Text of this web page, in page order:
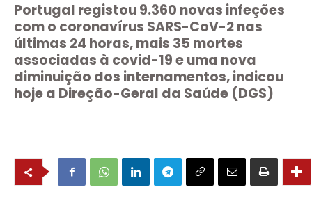
Portugal registou 9.360 novas infeções
com o coronavírus SARS-CoV-2 nas
últimas 24 horas, mais 35 mortes
associadas à covid-19 e uma nova
diminuição dos internamentos, indicou
hoje a Direção-Geral da Saúde (DGS)